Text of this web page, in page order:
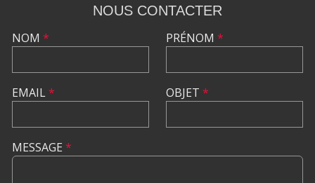
NOUS CONTACTER
NOM *
EMAIL*
PRÉNOM *
OBJET *
MESSAGE *